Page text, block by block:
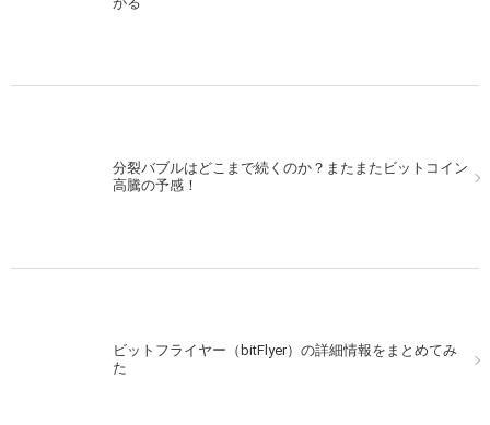
分裂バブルはどこまで続くのか？またまたビットコイン
高騰の予感！
ビットフライヤー（bitFlyer）の詳細情報をまとめてみ
た